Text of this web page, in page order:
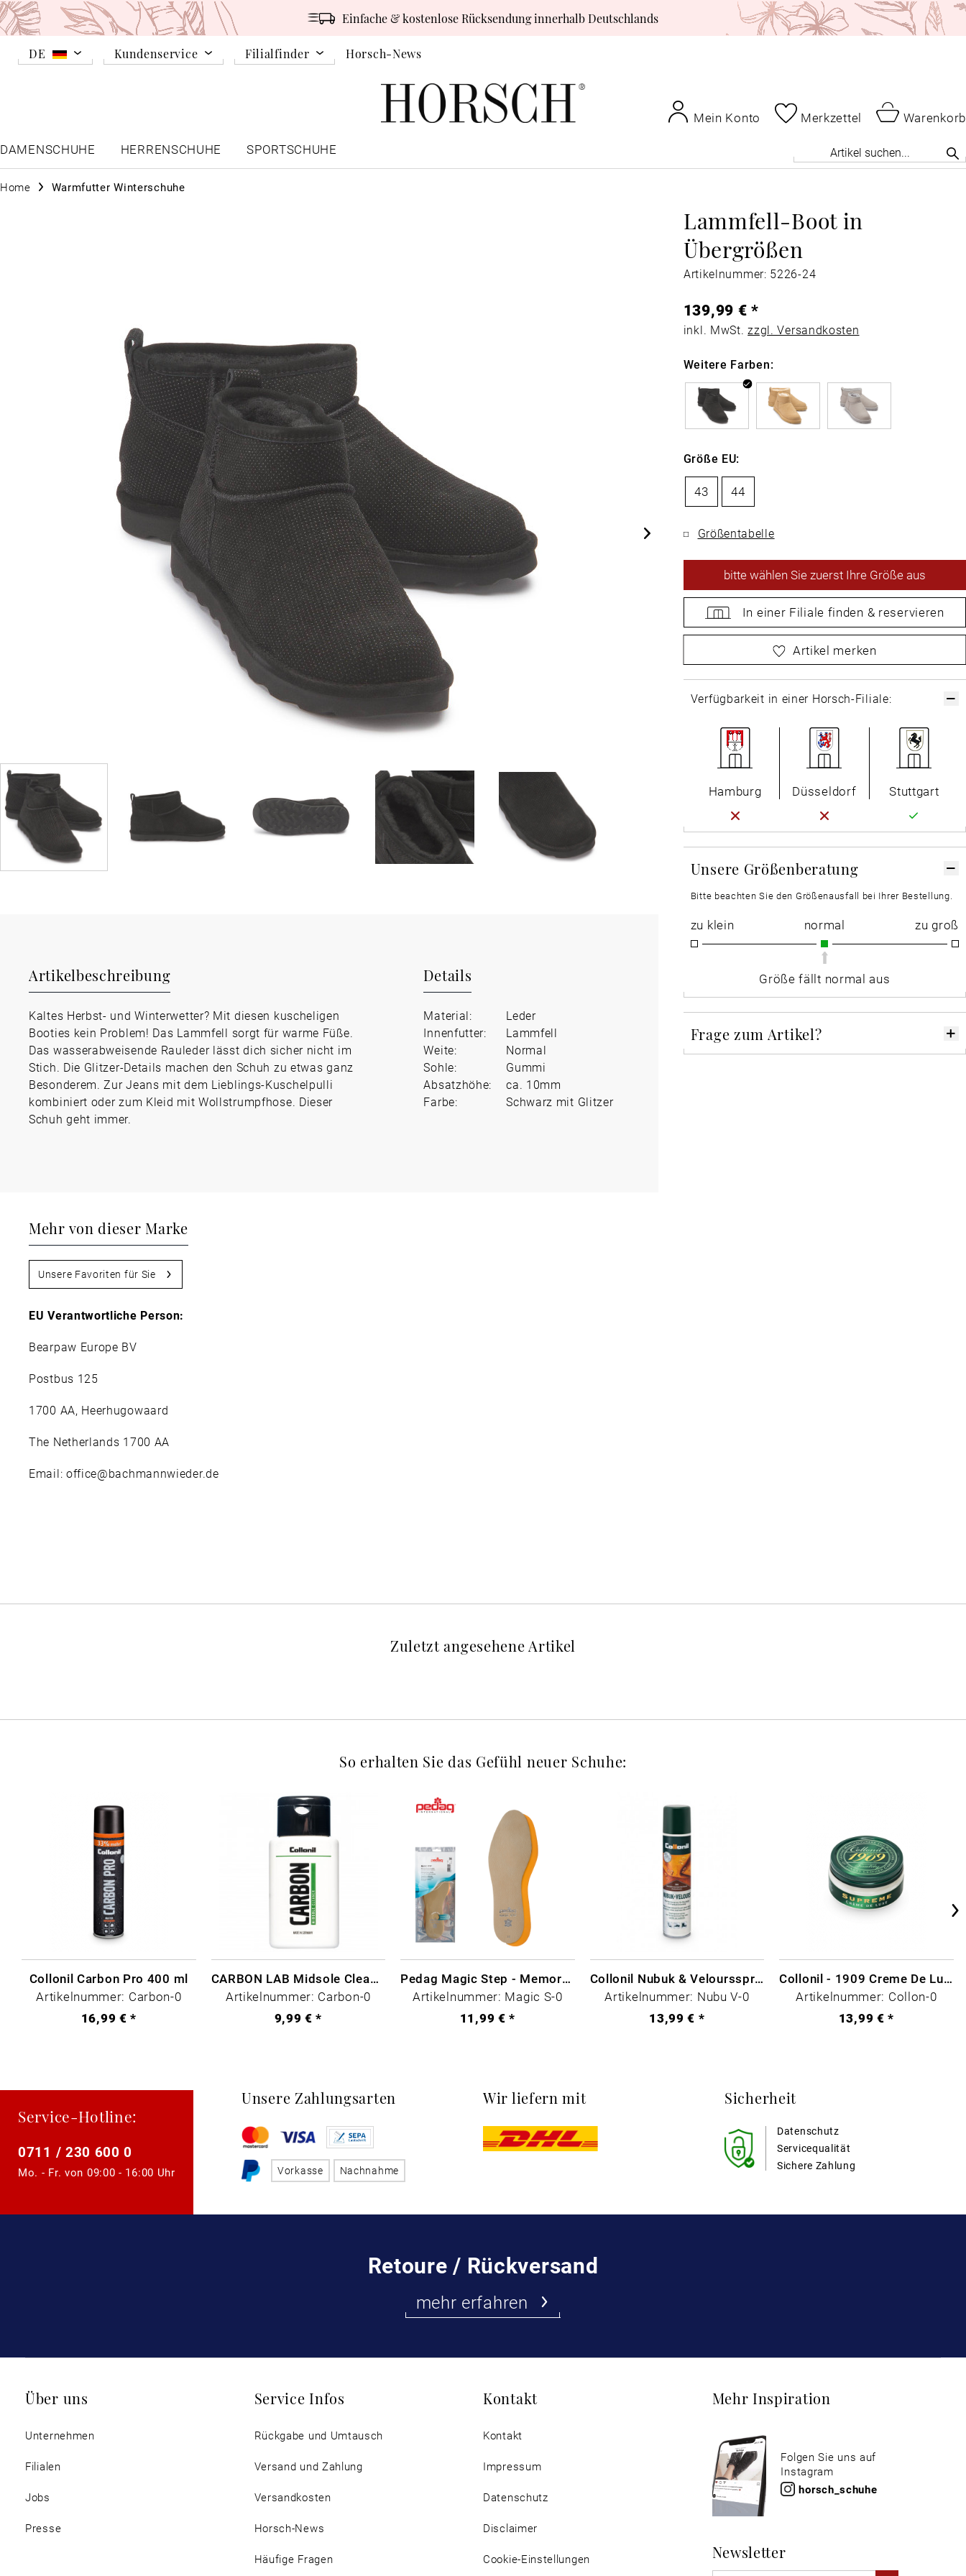
Einfache & kostenlose Rücksendung innerhalb Deutschlands
DE Kundenservice Filialfinder Horsch-News
Mein Konto Merkzettel
Warenkorb
DAMENSCHUHE
HERRENSCHUHE SPORTSCHUHE
Home Warmfutter Winterschuhe
Lammfell-Boot in
Übergrößen
Artikelnummer: 5226-24
Artikelbeschreibung
Kaltes Herbst- und Winterwetter? Mit diesen kuscheligen
Booties kein Problem! Das Lammfell sorgt für warme Füße.
Das wasserabweisende Rauleder lässt dich sicher nicht im
Stich. Die Glitzer-Details machen den Schuh zu etwas ganz
Besonderem. Zur Jeans mit dem Lieblings-Kuschelpulli
kombiniert oder zum Kleid mit Wollstrumpfhose. Dieser
Schuh geht immer.
Details
Material:
Leder
Innenfutter:
Lammfell
Weite:
Normal
Sohle:
Gummi
Absatzhöhe:
ca. 10mm
Farbe:
Schwarz mit Glitzer
Mehr von dieser Marke
Unsere Favoriten für Sie
EU Verantwortliche Person:
Bearpaw Europe BV
Postbus 125
1700 AA, Heerhugowaard
The Netherlands 1700 AA
Email: office@bachmannwieder.de
139,99 € *
inkl. MwSt.zzgl. Versandkosten
Weitere Farben:
Größe EU:
43 44
Größentabelle
bittewählen Sie zuerst Ihre Größe aus
In einer Filiale finden & reservieren
wählen Sie zuerst Ihre Größe aus
Artikel merken
Verfügbarkeit in einer Horsch-Filiale:
Hamburg Düsseldorf Stuttgart
Unsere Größenberatung
Bitte beachten Sie den Größenausfall bei Ihrer Bestellung.
zu klein normal zu groß
Größe fällt normal aus
Frage zum Artikel?
Zuletzt angesehene Artikel
So erhalten Sie das Gefühl neuer Schuhe:
Collonil Carbon Pro 400 ml
Artikelnummer: Carbon-0
16,99 € *
CARBON LAB Midsole Cleaner
Artikelnummer: Carbon-0
9,99 € *
Pedag Magic Step - Memory Schaum
Artikelnummer: Magic S-0
11,99 € *
Collonil Nubuk & Veloursspray Schwarz
Artikelnummer: Nubu V-0
13,99 € *
Collonil - 1909 Creme De Luxe Farblos
Artikelnummer: Collon-0
13,99 € *
Retoure / Rückversand
mehr erfahren
Service-Hotline:
0711 / 230 600 0
Mo. - Fr. von 09:00 - 16:00 Uhr
Unsere Zahlungsarten
Vorkasse Nachnahme
Wir liefern mit Sicherheit
Datenschutz
Sichere Zahlung
Servicequalität
Über uns
Unternehmen
Filialen
Jobs
Presse
Service Infos
Rückgabe und Umtausch
Versand und Zahlung
Versandkosten
Horsch-News
Häufige Fragen
Kontakt
Kontakt
Impressum
Datenschutz
Disclaimer
Cookie-Einstellungen
Mehr Inspiration
Folgen Sie uns auf
Instagram
horsch_schuhe
Newsletter